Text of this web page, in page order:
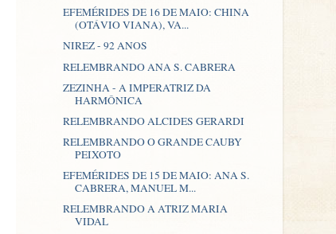
EFEMÉRIDES DE 16 DE MAIO: CHINA
(OTÁVIO VIANA), VA...
NIREZ - 92 ANOS
RELEMBRANDO ANA S. CABRERA
ZEZINHA - A IMPERATRIZ DA
HARMÔNICA
RELEMBRANDO ALCIDES GERARDI
RELEMBRANDO O GRANDE CAUBY
PEIXOTO
EFEMÉRIDES DE 15 DE MAIO: ANA S.
CABRERA, MANUEL M...
RELEMBRANDO A ATRIZ MARIA
VIDAL